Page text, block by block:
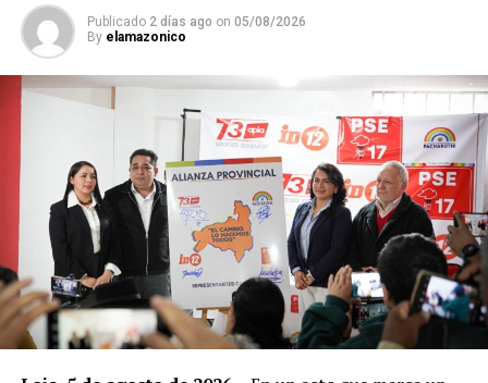
Publicado 2 días ago on 05/08/2026
By elamazonico